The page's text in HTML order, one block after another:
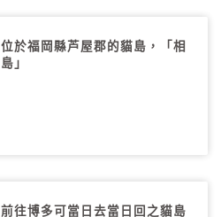
位於福岡縣芦屋郡的貓島，「相
島」
前往博多可當日去當日回之貓島